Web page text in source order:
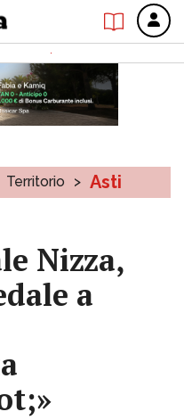
Territorio > Asti
Nizza,
a